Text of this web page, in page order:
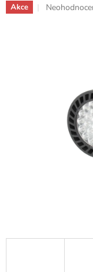
Akce
Průměrné